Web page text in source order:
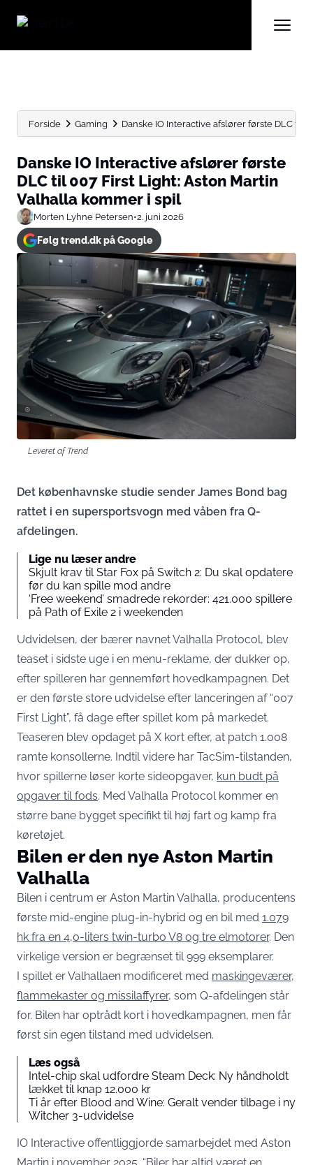
Forside Gaming Danske IO Interactive afslører første DLC til
Danske IO Interactive afslører første
DLC til 007 First Light: Aston Martin
Valhalla kommer i spil
Morten Lyhne Petersen•2. juni 2026
Følg trend.dk på Google
Leveret af Trend
Det københavnske studie sender James Bond bag
rattet i en supersportsvogn med våben fra Q-
afdelingen.
Lige nu læser andre
Skjult krav til Star Fox på Switch 2: Du skal opdatere
før du kan spille mod andre
‘Free weekend’ smadrede rekorder: 421.000 spillere
på Path of Exile 2 i weekenden
Udvidelsen, der bærer navnet Valhalla Protocol, blev
teaset i sidste uge i en menu-reklame, der dukker op,
efter spilleren har gennemført hovedkampagnen. Det
er den første store udvidelse efter lanceringen af “007
First Light”, få dage efter spillet kom på markedet.
Teaseren blev opdaget på X kort efter, at patch 1.008
ramte konsollerne. Indtil videre har TacSim-tilstanden,
hvor spillerne løser korte sideopgaver, kun budt på
opgaver til fods. Med Valhalla Protocol kommer en
større bane bygget specifikt til høj fart og kamp fra
køretøjet.
Bilen er den nye Aston Martin
Valhalla
Bilen i centrum er Aston Martin Valhalla, producentens
første mid-engine plug-in-hybrid og en bil med 1.079
hk fra en 4,0-liters twin-turbo V8 og tre elmotorer. Den
virkelige version er begrænset til 999 eksemplarer.
I spillet er Valhallaen modificeret med maskingeværer,
flammekaster og missilaffyrer, som Q-afdelingen står
for. Bilen har optrådt kort i hovedkampagnen, men får
først sin egen tilstand med udvidelsen.
Læs også
Intel-chip skal udfordre Steam Deck: Ny håndholdt
lækket til knap 12.000 kr
Ti år efter Blood and Wine: Geralt vender tilbage i ny
Witcher 3-udvidelse
IO Interactive offentliggjorde samarbejdet med Aston